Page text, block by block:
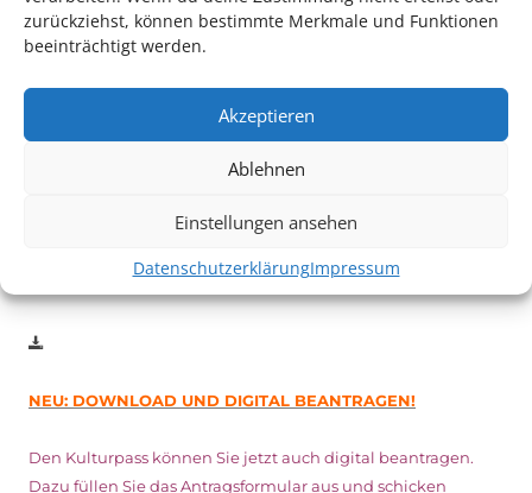
zurückziehst, können bestimmte Merkmale und Funktionen
beeinträchtigt werden.
Akzeptieren
Ablehnen
Einstellungen ansehen
DatenschutzerklärungImpressum
Auch dieses Jahr findet wieder das
Filmsin Ludwigshafen statt.
Vom 19. August bist zum 9. September
Inhaber*innen freien Eintrittzu den Vorstellungen – 30
Minuten vor Beginn des Films und solange der Vorrat reicht!
NEU: DOWNLOAD UND DIGITAL BEANTRAGEN!
Den Kulturpass können Sie jetzt auch digital beantragen.
Dazu füllen Sie das Antragsformular aus und schicken